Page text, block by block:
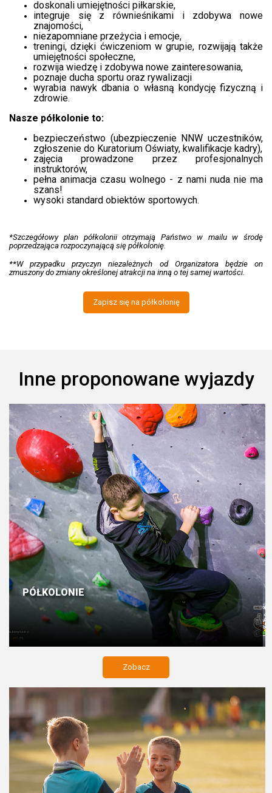
doskonali umiejętności piłkarskie,
integruje się z równieśnikami i zdobywa nowe
znajomości,
niezapomniane przeżycia i emocje,
treningi, dzięki ćwiczeniom w grupie, rozwijają także
umiejętności społeczne,
rozwija wiedzę i zdobywa nowe zainteresowania,
poznaje ducha sportu oraz rywalizacji
wyrabia nawyk dbania o własną kondycję fizyczną i
zdrowie.
Nasze półkolonie to:
bezpieczeństwo (ubezpieczenie NNW uczestników,
zgłoszenie do Kuratorium Oświaty, kwalifikacje kadry),
zajęcia prowadzone przez profesjonalnych
instruktorów,
pełna animacja czasu wolnego - z nami nuda nie ma
szans!
wysoki standard obiektów sportowych.
*Szczegółowy plan półkolonii otrzymają Państwo w mailu w środę
poprzedzająca rozpoczynającą się półkolonię.
**W przypadku przyczyn niezależnych od Organizatora będzie on
zmuszony do zmiany określonej atrakcji na inną o tej samej wartości.
Zapisz się na półkolonię
Inne proponowane wyjazdy
PÓŁKOLONIE
Zobacz